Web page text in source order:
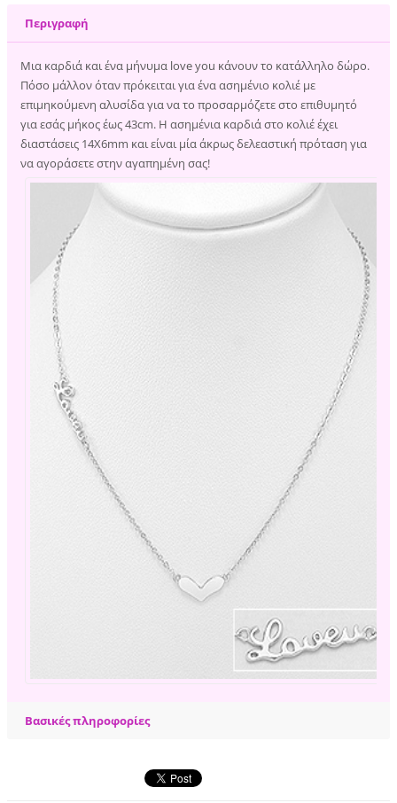
Περιγραφή
Μια καρδιά και ένα μήνυμα love you κάνουν το κατάλληλο δώρο.
Πόσο μάλλον όταν πρόκειται για ένα ασημένιο κολιέ με
επιμηκούμενη αλυσίδα για να το προσαρμόζετε στο επιθυμητό
για εσάς μήκος έως 43cm. Η ασημένια καρδιά στο κολιέ έχει
διαστάσεις 14Χ6mm και είναι μία άκρως δελεαστική πρόταση για
να αγοράσετε στην αγαπημένη σας!
Βασικές πληροφορίες